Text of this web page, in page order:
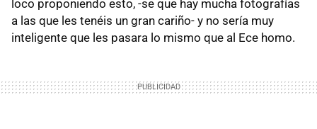
loco proponiendo esto, -se que hay mucha fotografías
a las que les tenéis un gran cariño- y no sería muy
inteligente que les pasara lo mismo que al Ece homo.